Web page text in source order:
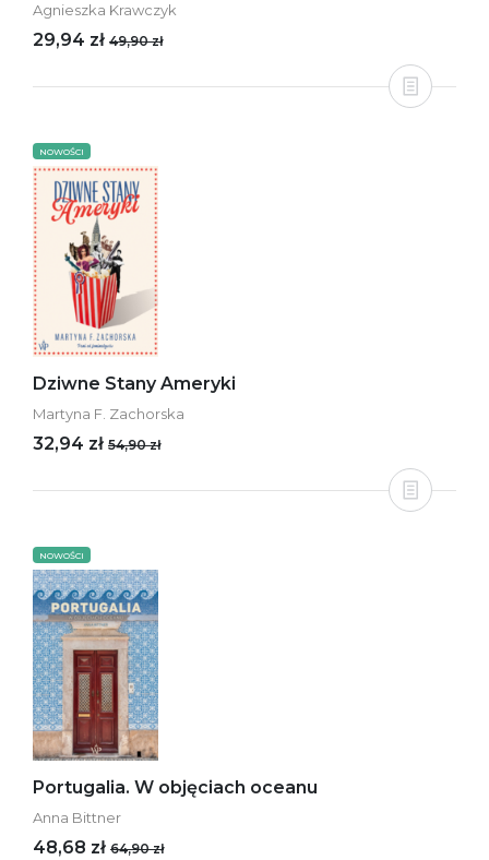
Agnieszka Krawczyk
29,94 zł 49,90 zł
NOWOŚCI
Dziwne Stany Ameryki
Martyna F. Zachorska
32,94 zł 54,90 zł
NOWOŚCI
Portugalia. W objęciach oceanu
Anna Bittner
48,68 zł 64,90 zł